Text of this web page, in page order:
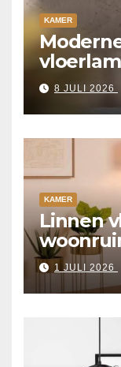
KAMER
8 JULI 2026
KAMER
Linnen
1 JULI 2026